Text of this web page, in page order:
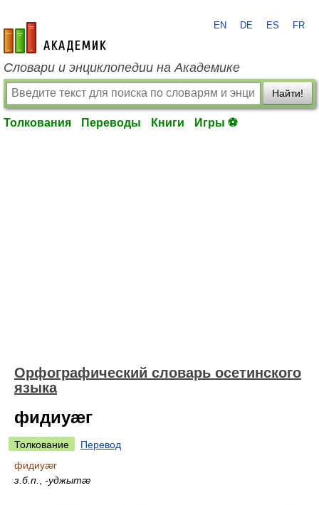
academic.ru
EN DE ES FR
Словари и энциклопедии на Академике
Найти!
Толкования Переводы Книги Игры ⚽
Орфографический словарь осетинского
языка
фидиуæг
Толкование
Перевод
фидиуæг
з.б.п.
-уджытæ